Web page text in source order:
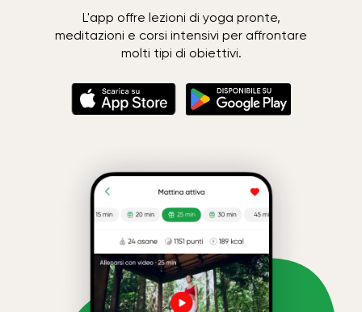
L'app offre lezioni di yoga pronte,
meditazioni e corsi intensivi per affrontare
molti tipi di obiettivi.